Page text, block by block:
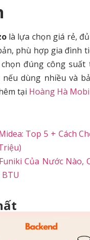
là lựa chọn giá rẻ,
phù hợp gia đình
đúng công suất
dùng nhiều và
tại Hoàng Hà
Top 5 + Cách
Của Nước Nào,